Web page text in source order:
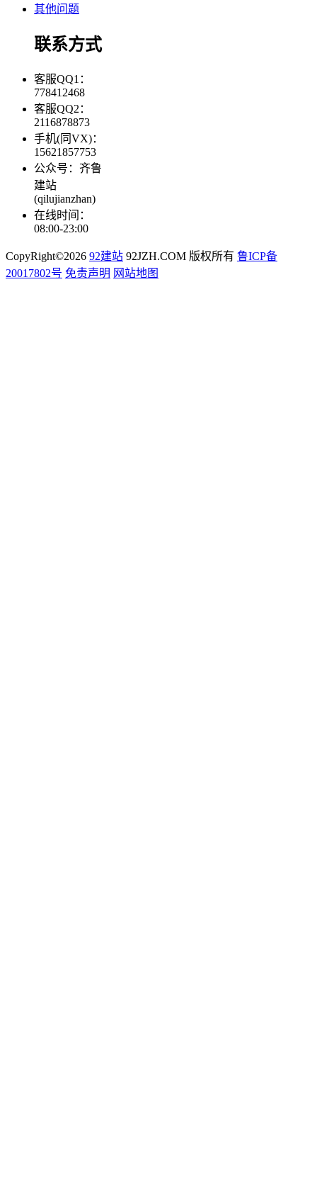
其他问题
联系方式
客服QQ1：
778412468
客服QQ2：
2116878873
手机(同VX)：
15621857753
公众号：齐鲁
建站
(qilujianzhan)
在线时间：
08:00-23:00
CopyRight©2026 92建站 92JZH.COM 版权所有 鲁ICP备
20017802号 免责声明 网站地图